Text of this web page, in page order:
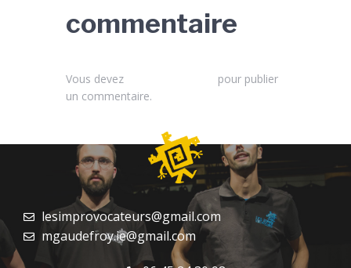
commentaire
Vous devez
pour publier
un commentaire.
lesimprovocateurs@gmail.com
mgaudefroy.ie@gmail.com